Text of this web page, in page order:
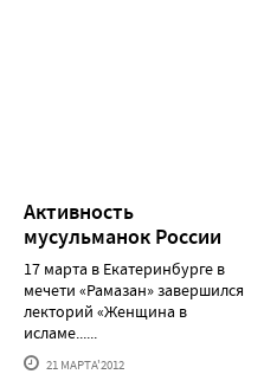
Активность
мусульманок России
17 марта в Екатеринбурге в
мечети «Рамазан» завершился
лекторий «Женщина в
исламе......
21 МАРТА'2012